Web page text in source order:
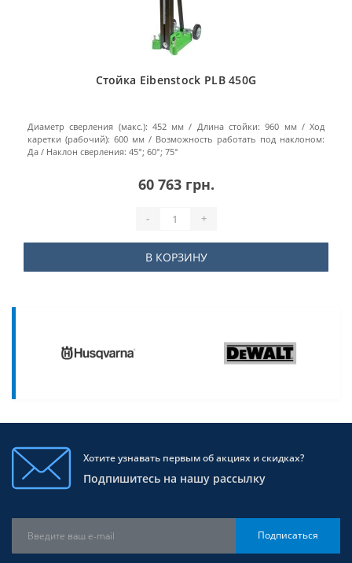
Стойка Eibenstock PLB 450G
Диаметр сверления (макс.): 452 мм Длина стойки: 960 мм
Ход
каретки (рабочий): 600 мм
Возможность работать под наклоном:
Да
Наклон сверления: 45°; 60°; 75°
60 763 грн.
- +
В КОРЗИНУ
Хотите узнавать первым об акциях и скидках?
Подпишитесь на нашу рассылку
Подписаться